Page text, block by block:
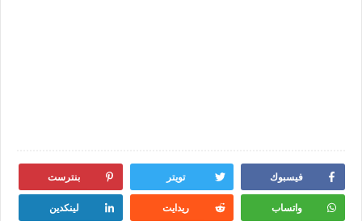
فيسبوك تويتر بنترست
واتساب ريدايت لينكدين